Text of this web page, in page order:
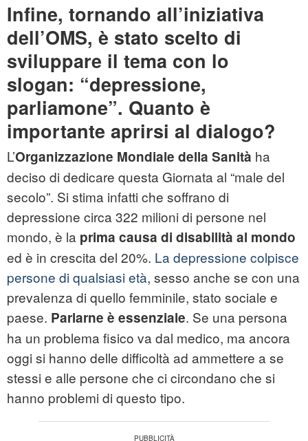
Infine, tornando all’iniziativa
dell’OMS, è stato scelto di
sviluppare il tema con lo
slogan: “depressione,
parliamone”. Quanto è
importante aprirsi al dialogo?
L’Organizzazione Mondiale della Sanità ha
deciso di dedicare questa Giornata al “male del
secolo”. Si stima infatti che soffrano di
depressione circa 322 milioni di persone nel
mondo, è la prima causa di disabilità al mondo
ed è in crescita del 20%. La depressione colpisce
persone di qualsiasi età, sesso anche se con una
prevalenza di quello femminile, stato sociale e
paese. Parlarne è essenziale. Se una persona
ha un problema fisico va dal medico, ma ancora
oggi si hanno delle difficoltà ad ammettere a se
stessi e alle persone che ci circondano che si
hanno problemi di questo tipo.